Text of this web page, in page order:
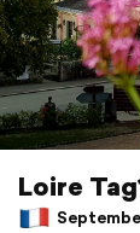
Loire